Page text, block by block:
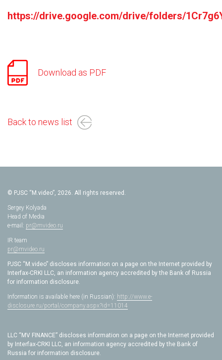
https://drive.google.com/drive/folders/
Download as PDF
Back to news list
© PJSC “M.video”, 2026. All rights reserved.
Sergey Kolyada
Head of Media
e-mail: pr@mvideo.ru
IR team
pr@mvideo.ru
PJSC “M.video” discloses information on a page on the Internet provided by
Interfax-CRKI LLC, an information agency accredited by the Bank of Russia
for information disclosure.
Information is available here (in Russian): http://www.e-
disclosure.ru/portal/company.aspx?id=11014
LLC “MV FINANCE” discloses information on a page on the Internet provided
by Interfax-CRKI LLC, an information agency accredited by the Bank of
Russia for information disclosure.